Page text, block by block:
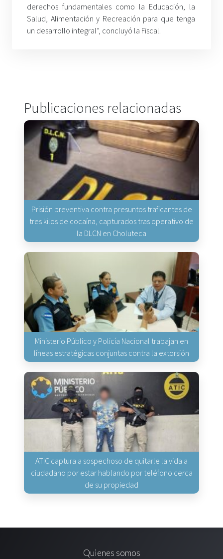
derechos fundamentales como la Educación, la
Salud, Alimentación y Recreación para que tenga
un desarrollo integral”, concluyó la Fiscal.
Publicaciones relacionadas
Prisión preventiva contra presuntos traficantes de
tres kilos de cocaína, capturados tras operativo de
la DLCN en Choluteca
Ministerio Público y Policía Nacional trabajan en
líneas estratégicas conjuntas contra la extorsión
ATIC captura a sospechoso de quitarle la vida a
ciudadano por estar hablando por teléfono cerca
de su propiedad
Quienes somos